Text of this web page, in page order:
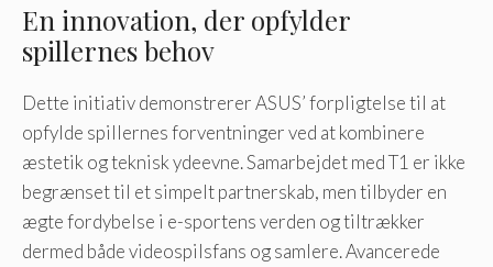
En innovation, der opfylder
spillernes behov
Dette initiativ demonstrerer ASUS’ forpligtelse til at
opfylde spillernes forventninger ved at kombinere
æstetik og teknisk ydeevne. Samarbejdet med T1 er ikke
begrænset til et simpelt partnerskab, men tilbyder en
ægte fordybelse i e-sportens verden og tiltrækker
dermed både videospilsfans og samlere. Avancerede